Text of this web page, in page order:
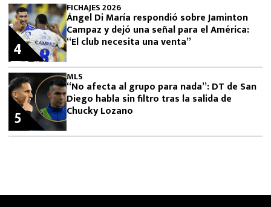
FICHAJES 2026
Ángel Di María respondió sobre Jaminton
Campaz y dejó una señal para el América:
“El club necesita una venta”
4
MLS
“No afecta al grupo para nada”: DT de San
Diego habla sin filtro tras la salida de
Chucky Lozano
5